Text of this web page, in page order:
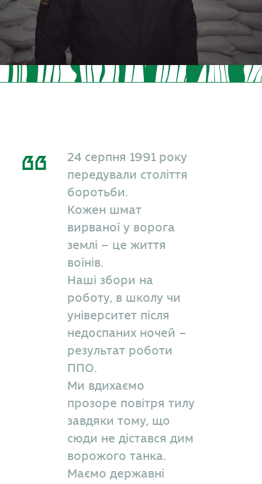
24 серпня 1991 року
передували століття
боротьби.
Кожен шмат
вирваної у ворога
землі – це життя
воїнів.
Наші збори на
роботу, в школу чи
університет після
недоспаних ночей –
результат роботи
ППО.
Ми вдихаємо
прозоре повітря тилу
завдяки тому, що
сюди не дістався дим
ворожого танка.
Маємо державні